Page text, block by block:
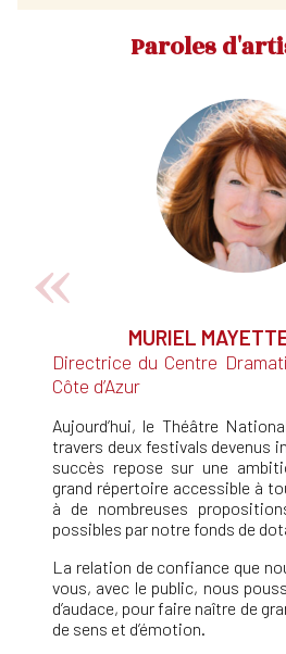
Paroles
MURIEL
Directrice du Centre
Côte d’Azur
Aujourd’hui, le Théâtre
travers deux festivals devenus
succès repose sur une
grand répertoire accessible à
à de nombreuses
possibles par notre fonds de
La relation de confiance que
vous, avec le public, nous
d’audace, pour faire naître de
de sens et d’émotion.